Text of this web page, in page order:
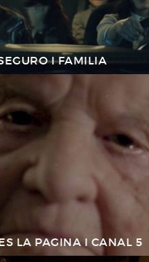
I FAMILIA
LA PAGINA I CANAL 5